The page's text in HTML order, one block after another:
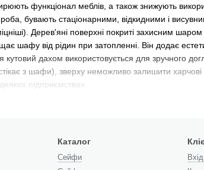
функціонал меблів, а також знижують
бувають стаціонарними, відкидними і
Дерев'яні поверхні покриті захисним шаром
шафу від рідин при затопленні. Він додає
кутовий дахом використовується для зручного
з шафи), зверху неможливо залишити
підприємствах.
полегшують чистку підстави гардероба і
Каталог
Cейфи